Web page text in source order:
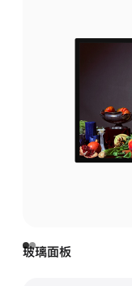
玻璃面板